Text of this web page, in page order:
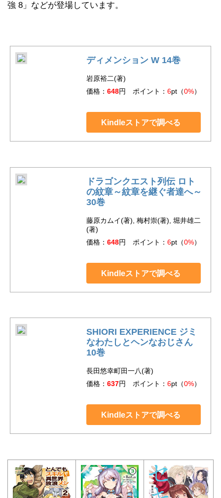
強 8」などが登場しています。
ディメンション W 14巻
岩原裕二(著)
価格： 648円 ポイント： 6pt（0%）
Kindleストアで調べる
ドラゴンクエスト列伝 ロト
の紋章～紋章を継ぐ者達へ～
30巻
藤原カムイ(著), 梅村崇(著), 堀井雄二
(著)
価格： 648円 ポイント： 6pt（0%）
Kindleストアで調べる
SHIORI EXPERIENCE ジミ
なわたしとヘンなおじさん
10巻
長田悠幸町田一八(著)
価格： 637円 ポイント： 6pt（0%）
Kindleストアで調べる